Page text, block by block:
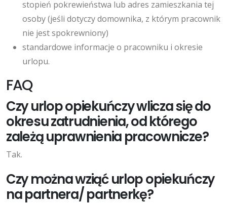
stopień pokrewieństwa lub adres zamieszkania tej
osoby (jeśli dotyczy domownika, z którym pracownik
nie jest spokrewniony)
standardowe informacje o pracowniku i okresie
urlopu.
FAQ
Czy urlop opiekuńczy wlicza się do
okresu zatrudnienia, od którego
zależą uprawnienia pracownicze?
Tak.
Czy można wziąć urlop opiekuńczy
na partnera/ partnerkę?